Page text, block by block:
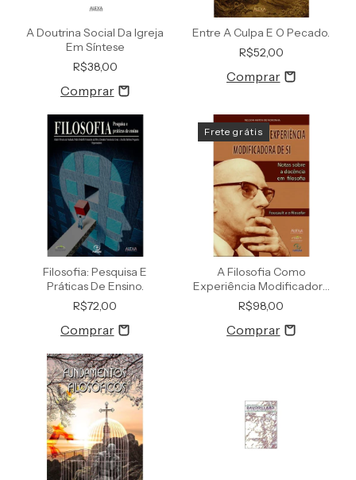
A Doutrina Social Da Igreja
Em Síntese
R$38,00
Entre A Culpa E O Pecado.
R$52,00
Filosofia: Pesquisa E
Práticas De Ensino.
R$72,00
Frete grátis
A Filosofia Como
Experiência Modificadora
De Si
R$98,00